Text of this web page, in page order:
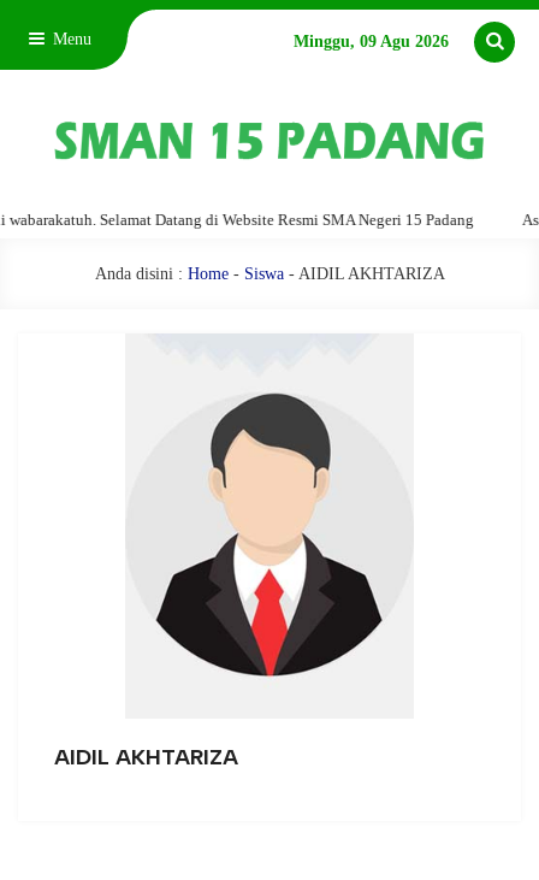
Menu Minggu, 09 Agu 2026
Selamat Datang di Website Resmi SMA Negeri 15 Padang
Anda disini : Home- Siswa- AIDIL AKHTARIZA
AIDIL AKHTARIZA